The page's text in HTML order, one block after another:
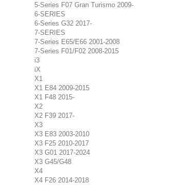
5-Series F07 Gran Turismo 2009-
6-SERIES
6-Series G32 2017-
7-SERIES
7-Series E65/E66 2001-2008
7-Series F01/F02 2008-2015
i3
iX
X1
X1 E84 2009-2015
X1 F48 2015-
X2
X2 F39 2017-
X3
X3 E83 2003-2010
X3 F25 2010-2017
X3 G01 2017-2024
X3 G45/G48
X4
X4 F26 2014-2018